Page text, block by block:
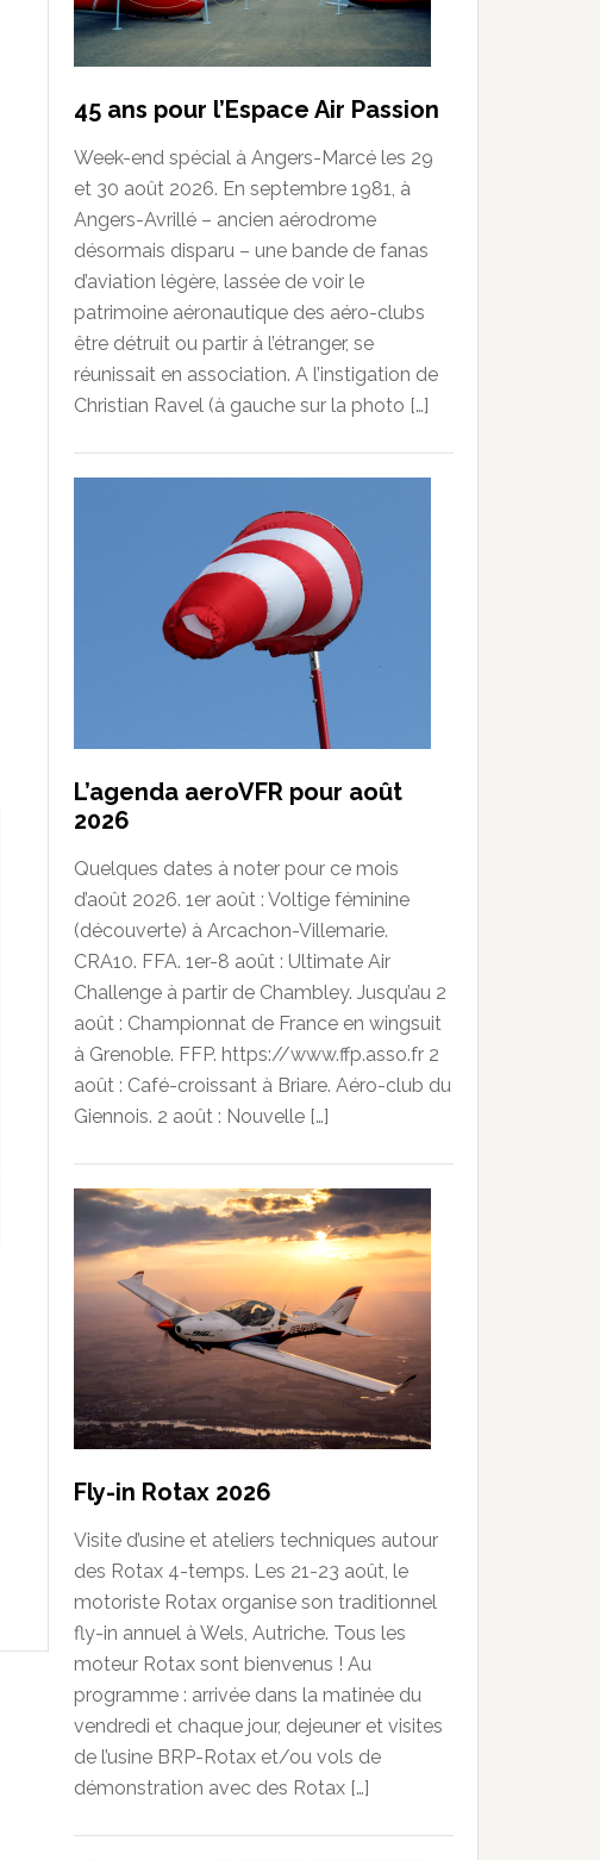
45 ans pour l’Espace Air Passion
Week-end spécial à Angers-Marcé les 29
et 30 août 2026. En septembre 1981, à
Angers-Avrillé – ancien aérodrome
désormais disparu – une bande de fanas
d’aviation légère, lassée de voir le
patrimoine aéronautique des aéro-clubs
être détruit ou partir à l’étranger, se
réunissait en association. A l’instigation de
Christian Ravel (à gauche sur la photo […]
L’agenda aeroVFR pour août
2026
Quelques dates à noter pour ce mois
d’août 2026. 1er août : Voltige féminine
(découverte) à Arcachon-Villemarie.
CRA10. FFA. 1er-8 août : Ultimate Air
Challenge à partir de Chambley. Jusqu’au 2
août : Championnat de France en wingsuit
à Grenoble. FFP. https://www.ffp.asso.fr 2
août : Café-croissant à Briare. Aéro-club du
Giennois. 2 août : Nouvelle […]
Fly-in Rotax 2026
Visite d’usine et ateliers techniques autour
des Rotax 4-temps. Les 21-23 août, le
motoriste Rotax organise son traditionnel
fly-in annuel à Wels, Autriche. Tous les
moteur Rotax sont bienvenus ! Au
programme : arrivée dans la matinée du
vendredi et chaque jour, dejeuner et visites
de l’usine BRP-Rotax et/ou vols de
démonstration avec des Rotax […]